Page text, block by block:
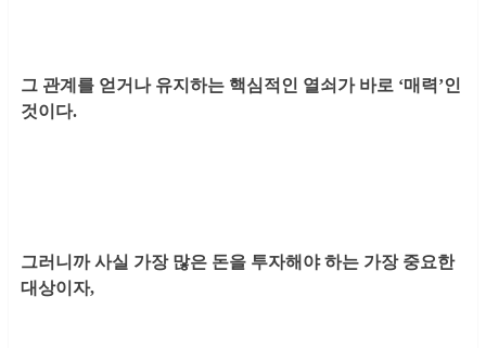
그 관계를 얻거나 유지하는 핵심적인 열쇠가 바로 ‘매력’인
것이다.
그러니까 사실 가장 많은 돈을 투자해야 하는 가장 중요한
대상이자,